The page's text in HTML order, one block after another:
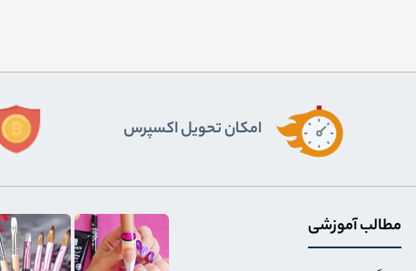
اﻣﮑﺎن ﺗﺤﻮﯾﻞ اﮐﺴﭙﺮس
مطالب آموزشی